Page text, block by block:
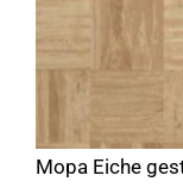
Mopa Eiche